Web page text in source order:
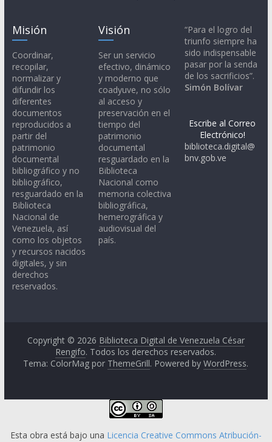
Misión
Coordinar,
recopilar,
normalizar y
difundir los
diferentes
documentos
reproducidos a
partir del
patrimonio
documental
bibliográfico y no
bibliográfico,
resguardado en la
Biblioteca
Nacional de
Venezuela, así
como los objetos
y recursos nacidos
digitales, y sin
derechos
reservados.
Visión
Ser un servicio
efectivo, dinámico
y moderno que
coadyuve, no sólo
al acceso y
preservación en el
tiempo del
patrimonio
documental
resguardado en la
Biblioteca
Nacional como
memoria colectiva
bibliográfica,
hemerográfica y
audiovisual del
país.
“Para el logro del
triunfo siempre ha
sido indispensable
pasar por la senda
de los sacrificios”.
Simón Bolívar
Escribe al Correo
Electrónico!
biblioteca.digital@
bnv.gob.ve
Copyright © 2026 Biblioteca Digital de Venezuela César
Rengifo. Todos los derechos reservados.
Tema: ColorMag por ThemeGrill. Powered byWordPress.
Esta obra está bajo una Licencia Creative Commons Atribución-